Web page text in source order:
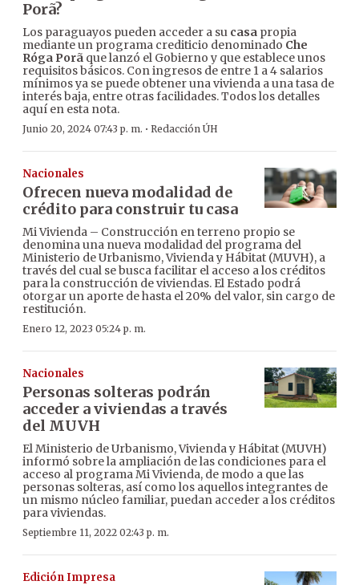
Porã?
Los paraguayos pueden acceder a su casa propia
mediante un programa crediticio denominado Che
Róga Porã que lanzó el Gobierno y que establece unos
requisitos básicos. Con ingresos de entre 1 a 4 salarios
mínimos ya se puede obtener una vivienda a una tasa de
interés baja, entre otras facilidades. Todos los detalles
aquí en esta nota.
Junio 20, 2024 07:43 p. m. · Redacción ÚH
Nacionales
Ofrecen nueva modalidad de
crédito para construir tu casa
Mi Vivienda – Construcción en terreno propio se
denomina una nueva modalidad del programa del
Ministerio de Urbanismo, Vivienda y Hábitat (MUVH), a
través del cual se busca facilitar el acceso a los créditos
para la construcción de viviendas. El Estado podrá
otorgar un aporte de hasta el 20% del valor, sin cargo de
restitución.
Enero 12, 2023 05:24 p. m.
Nacionales
Personas solteras podrán
acceder a viviendas a través
del MUVH
El Ministerio de Urbanismo, Vivienda y Hábitat (MUVH)
informó sobre la ampliación de las condiciones para el
acceso al programa Mi Vivienda, de modo a que las
personas solteras, así como los aquellos integrantes de
un mismo núcleo familiar, puedan acceder a los créditos
para viviendas.
Septiembre 11, 2022 02:43 p. m.
Edición Impresa